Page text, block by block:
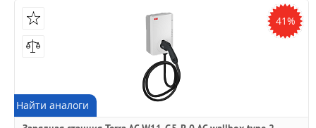
41%
Найти аналоги